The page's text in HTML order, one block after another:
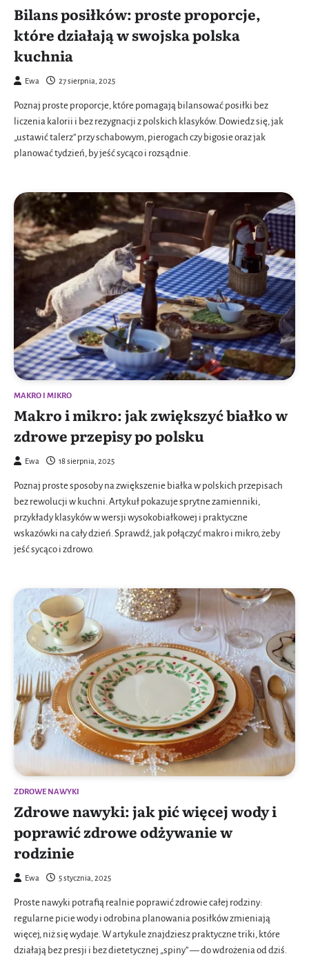
Bilans posiłków: proste proporcje,
które działają w swojska polska
kuchnia
Ewa 27 sierpnia, 2025
Poznaj proste proporcje, które pomagają bilansować posiłki bez
liczenia kalorii i bez rezygnacji z polskich klasyków. Dowiedz się, jak
„ustawić talerz” przy schabowym, pierogach czy bigosie oraz jak
planować tydzień, by jeść sycąco i rozsądnie.
MAKRO I MIKRO
Makro i mikro: jak zwiększyć białko w
zdrowe przepisy po polsku
Ewa 18 sierpnia, 2025
Poznaj proste sposoby na zwiększenie białka w polskich przepisach
bez rewolucji w kuchni. Artykuł pokazuje sprytne zamienniki,
przykłady klasyków w wersji wysokobiałkowej i praktyczne
wskazówki na cały dzień. Sprawdź, jak połączyć makro i mikro, żeby
jeść sycąco i zdrowo.
ZDROWE NAWYKI
Zdrowe nawyki: jak pić więcej wody i
poprawić zdrowe odżywanie w
rodzinie
Ewa 5 stycznia, 2025
Proste nawyki potrafią realnie poprawić zdrowie całej rodziny:
regularne picie wody i odrobina planowania posiłków zmieniają
więcej, niż się wydaje. W artykule znajdziesz praktyczne triki, które
działają bez presji i bez dietetycznej „spiny” — do wdrożenia od dziś.